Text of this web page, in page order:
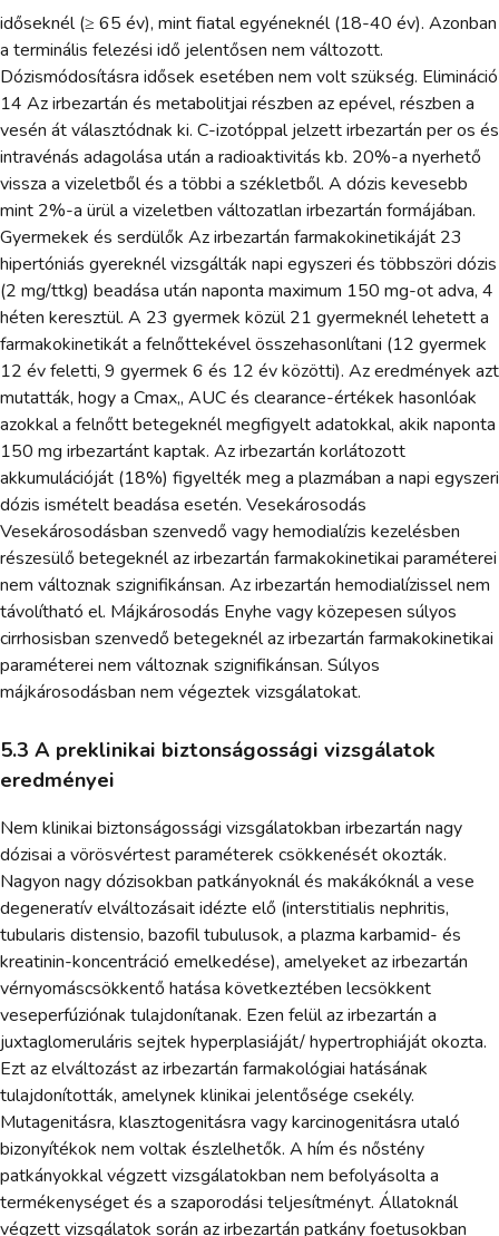
időseknél (≥ 65 év), mint fiatal egyéneknél (18-40 év). Azonban
a terminális felezési idő jelentősen nem változott.
Dózismódosításra idősek esetében nem volt szükség. Elimináció
14 Az irbezartán és metabolitjai részben az epével, részben a
vesén át választódnak ki. C-izotóppal jelzett irbezartán per os és
intravénás adagolása után a radioaktivitás kb. 20%-a nyerhető
vissza a vizeletből és a többi a székletből. A dózis kevesebb
mint 2%-a ürül a vizeletben változatlan irbezartán formájában.
Gyermekek és serdülők Az irbezartán farmakokinetikáját 23
hipertóniás gyereknél vizsgálták napi egyszeri és többszöri dózis
(2 mg/ttkg) beadása után naponta maximum 150 mg-ot adva, 4
héten keresztül. A 23 gyermek közül 21 gyermeknél lehetett a
farmakokinetikát a felnőttekével összehasonlítani (12 gyermek
12 év feletti, 9 gyermek 6 és 12 év közötti). Az eredmények azt
mutatták, hogy a Cmax,, AUC és clearance-értékek hasonlóak
azokkal a felnőtt betegeknél megfigyelt adatokkal, akik naponta
150 mg irbezartánt kaptak. Az irbezartán korlátozott
akkumulációját (18%) figyelték meg a plazmában a napi egyszeri
dózis ismételt beadása esetén. Vesekárosodás
Vesekárosodásban szenvedő vagy hemodialízis kezelésben
részesülő betegeknél az irbezartán farmakokinetikai paraméterei
nem változnak szignifikánsan. Az irbezartán hemodialízissel nem
távolítható el. Májkárosodás Enyhe vagy közepesen súlyos
cirrhosisban szenvedő betegeknél az irbezartán farmakokinetikai
paraméterei nem változnak szignifikánsan. Súlyos
májkárosodásban nem végeztek vizsgálatokat.
5.3 A preklinikai biztonságossági vizsgálatok
eredményei
Nem klinikai biztonságossági vizsgálatokban irbezartán nagy
dózisai a vörösvértest paraméterek csökkenését okozták.
Nagyon nagy dózisokban patkányoknál és makákóknál a vese
degeneratív elváltozásait idézte elő (interstitialis nephritis,
tubularis distensio, bazofil tubulusok, a plazma karbamid- és
kreatinin-koncentráció emelkedése), amelyeket az irbezartán
vérnyomáscsökkentő hatása következtében lecsökkent
veseperfúziónak tulajdonítanak. Ezen felül az irbezartán a
juxtaglomeruláris sejtek hyperplasiáját/ hypertrophiáját okozta.
Ezt az elváltozást az irbezartán farmakológiai hatásának
tulajdonították, amelynek klinikai jelentősége csekély.
Mutagenitásra, klasztogenitásra vagy karcinogenitásra utaló
bizonyítékok nem voltak észlelhetők. A hím és nőstény
patkányokkal végzett vizsgálatokban nem befolyásolta a
termékenységet és a szaporodási teljesítményt. Állatoknál
végzett vizsgálatok során az irbezartán patkány foetusokban